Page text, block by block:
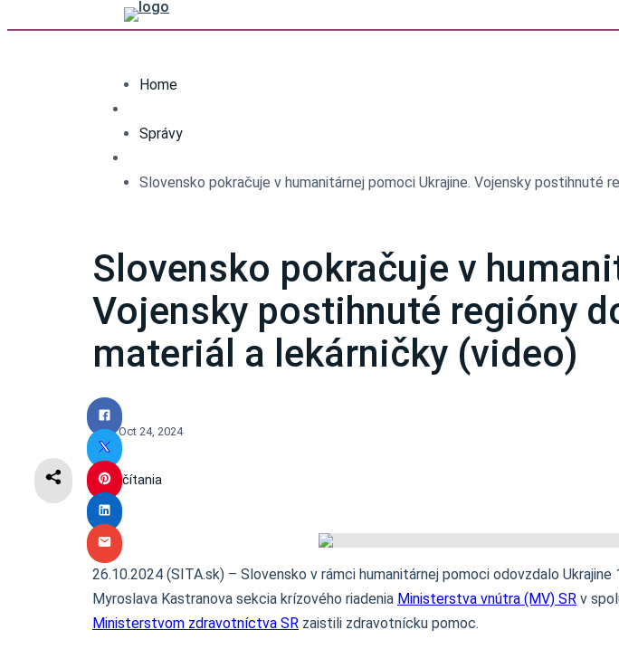
Home
Správy
Slovensko pokračuje v humanitárnej pomoci Ukrajine. Vojensky postihnuté
Slovensko pokračuje v
Vojensky postihnuté regióny
materiál a lekárničky (video)
Oct 24, 2024
3
min čítania
26.10.2024 (SITA.sk) – Slovensko v rámci humanitárnej pomoci odovzdalo
Myroslava Kastranova sekcia krízového riadenia Ministerstva vnútra (MV) SR v
Ministerstvom zdravotníctva SR zaistili zdravotnícku pomoc.